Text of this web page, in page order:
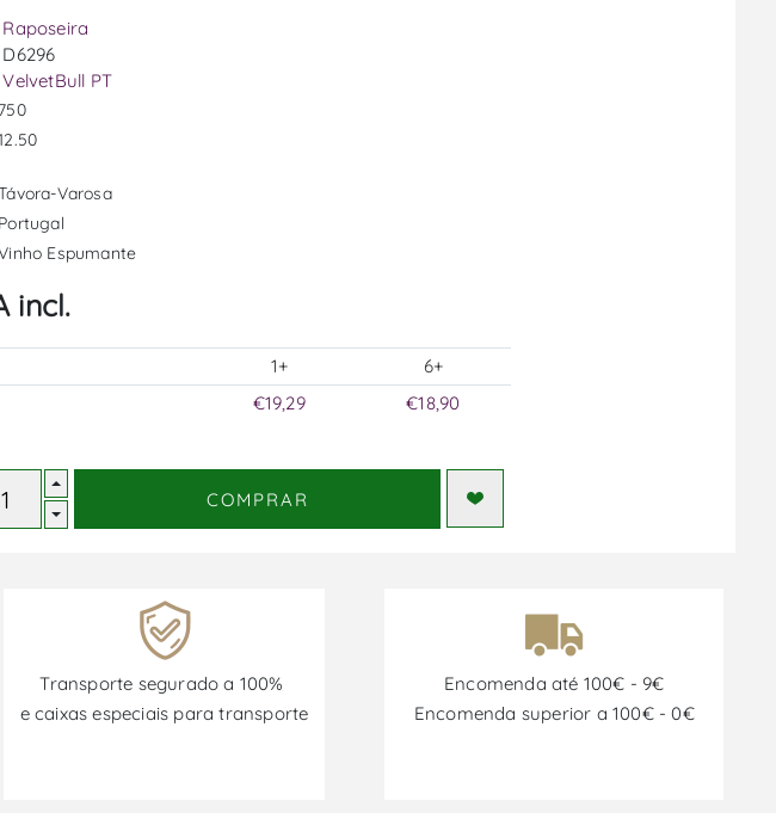
Raposeira
D6296
VelvetBull PT
750
Varosa
Portugal
Espumante
incl.
1+
6+
€19,29 €18,90
COMPRAR
Transporte segurado a 100%
e caixas especiais para transporte
Encomenda até 100€ - 9€
Encomenda superior a 100€ - 0€